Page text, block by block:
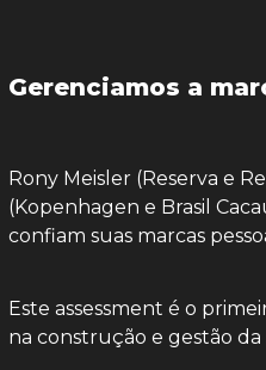
Gerenciamos a
Rony Meisler (Reserva e
(Kopenhagen e Brasil
confiam suas marcas
Este assessment é o
na construção e gestão da